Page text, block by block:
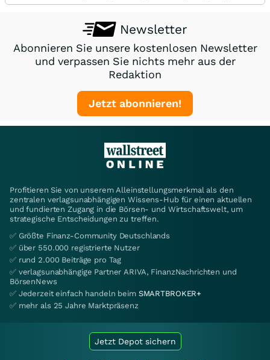
Newsletter
Abonnieren Sie unsere kostenlosen Newsletter
und verpassen Sie nichts mehr aus der
Redaktion
Jetzt abonnieren!
Profitieren Sie von unserem Alleinstellungsmerkmal als den
zentralen verlagsunabhängigen Wissens-Hub für einen aktuellen
und fundierten Zugang in die Börsen- und Wirtschaftswelt, um
strategische Entscheidungen zu treffen.
✅ Größte Finanz-Community Deutschlands
✅ über 550.000 registrierte Nutzer
✅ rund 2.000 Beiträge pro Tag
✅ verlagsunabhängige Partner ARIVA, FinanzNachrichten und
BörsenNews
✅ Jederzeit einfach handeln beim SMARTBROKER+
✅ mehr als 25 Jahre Marktpräsenz
Jetzt Depot sichern